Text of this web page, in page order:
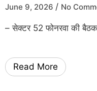
June 9, 2026 / No
– सेक्टर 52 फोनरवा की बैठक
Read More